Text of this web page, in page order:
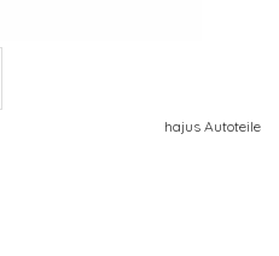
hajus Autoteile